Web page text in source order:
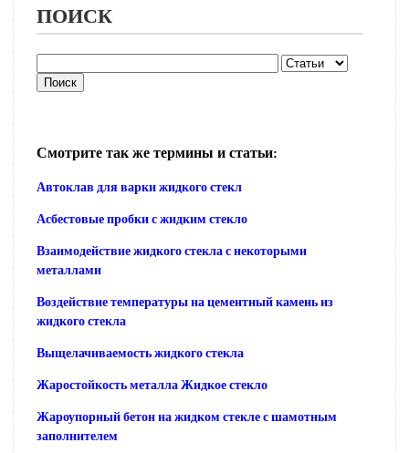
ПОИСК
Смотрите так же термины и статьи:
Автоклав для варки жидкого стекл
Асбестовые пробки с жидким стекло
Взаимодействие жидкого стекла с некоторыми
металлами
Воздействие температуры на цементный камень из
жидкого стекла
Выщелачиваемость жидкого стекла
Жаростойкость металла Жидкое стекло
Жароупорный бетон на жидком стекле с шамотным
заполнителем